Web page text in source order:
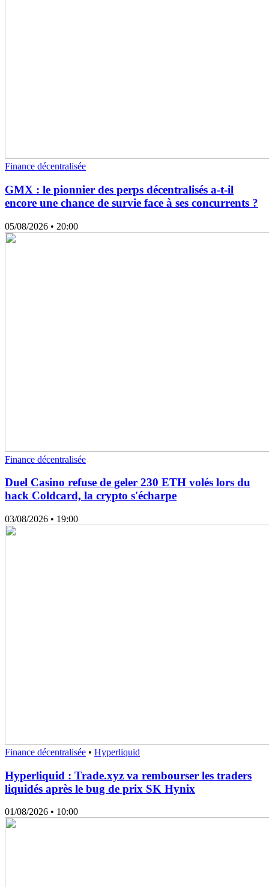
Finance décentralisée
GMX : le pionnier des perps décentralisés a-t-il
encore une chance de survie face à ses concurrents ?
05/08/2026 • 20:00
Finance décentralisée
Duel Casino refuse de geler 230 ETH volés lors du
hack Coldcard, la crypto s'écharpe
03/08/2026 • 19:00
Finance décentralisée • Hyperliquid
Hyperliquid : Trade.xyz va rembourser les traders
liquidés après le bug de prix SK Hynix
01/08/2026 • 10:00